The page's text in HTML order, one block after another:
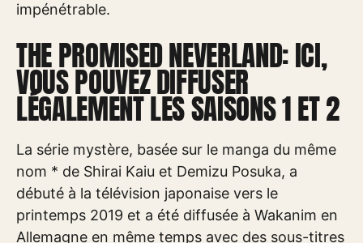
impénétrable.
THE PROMISED NEVERLAND: ICI,
VOUS POUVEZ DIFFUSER
LÉGALEMENT LES SAISONS 1 ET 2
La série mystère, basée sur le manga du même
nom * de Shirai Kaiu et Demizu Posuka, a
débuté à la télévision japonaise vers le
printemps 2019 et a été diffusée à Wakanim en
Allemagne en même temps avec des sous-titres